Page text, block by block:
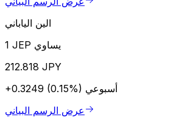
الين الياباني
1 JEP يساوي
212.818 JPY
+0.3249 (0.15%) أسبوعي
عرض الرسم البياني